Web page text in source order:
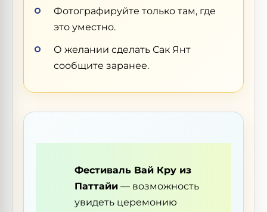
Фотографируйте только там, где
это уместно.
О желании сделать Сак Янт
сообщите заранее.
Фестиваль Вай Кру из
Паттайи — возможность
увидеть церемонию